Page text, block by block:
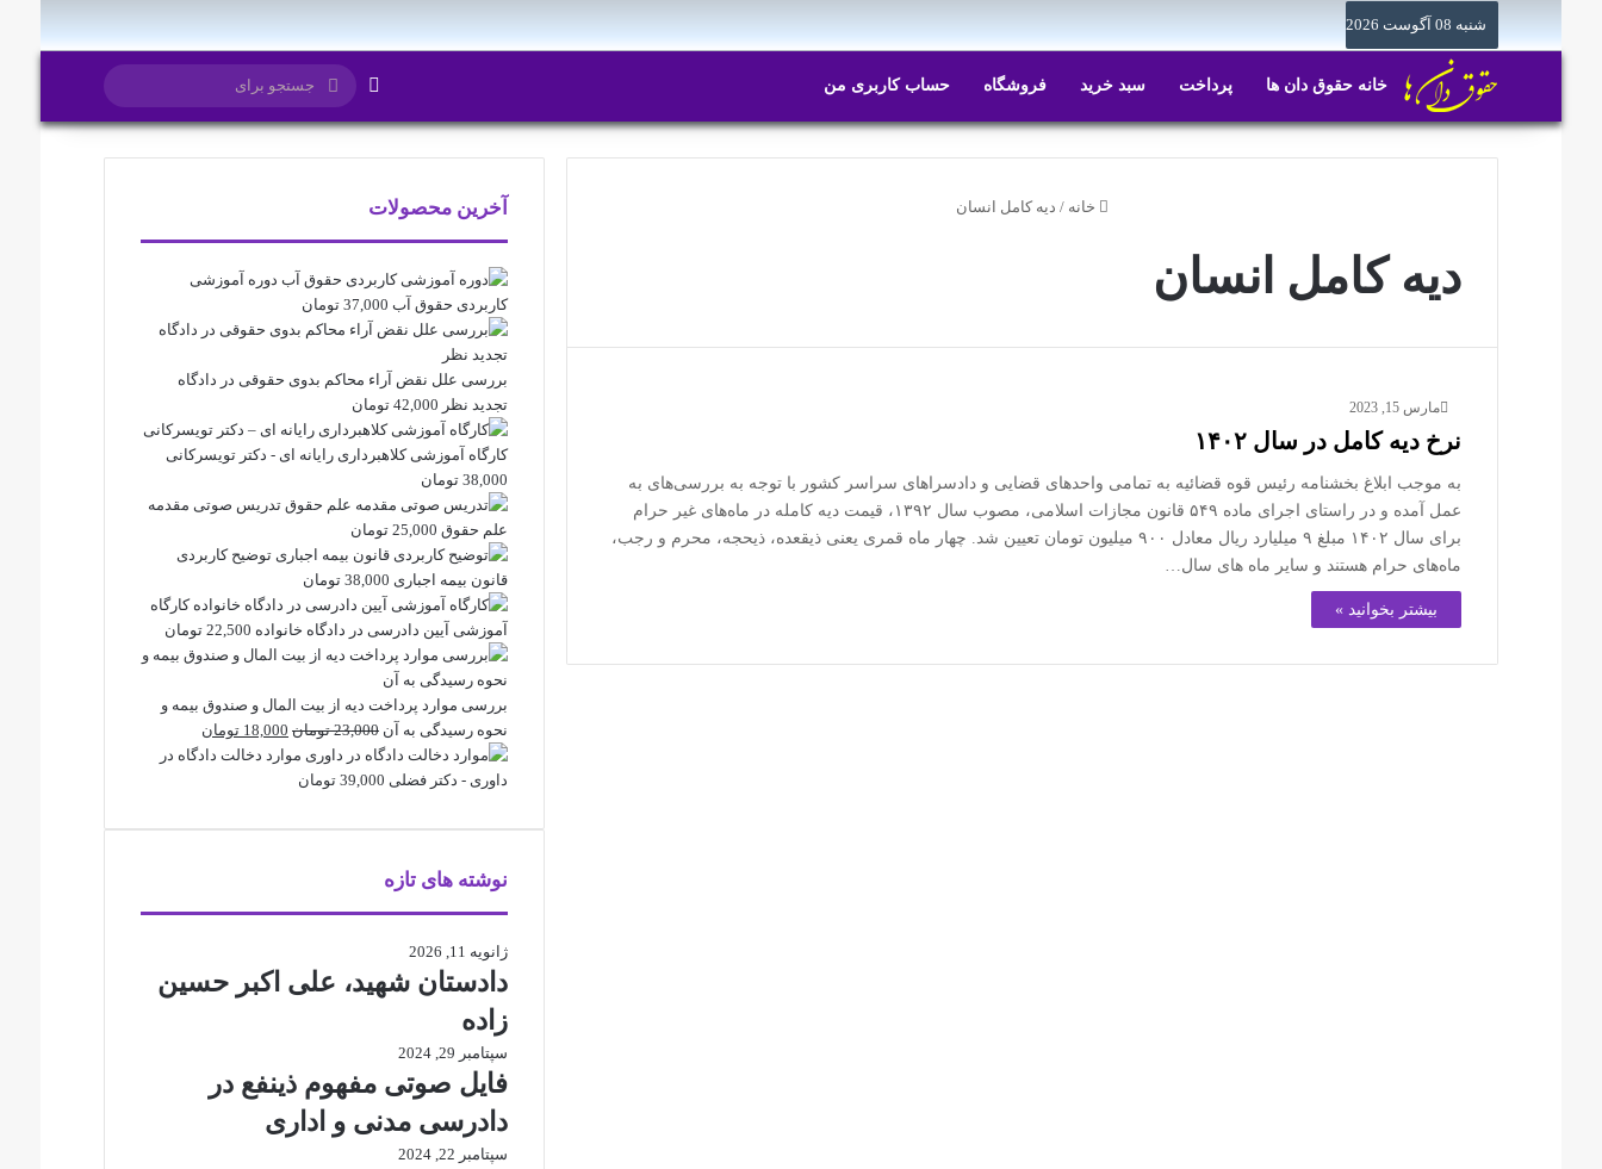
شنبه 08 آگوست 2026
خانه حقوق دان ها پرداخت سبد خرید فروشگاه حساب کاربری من تغییر پوسته
جستجو
برای
خانه / دیه کامل انسان
دیه کامل انسان
مارس 15, 2023
نرخ دیه کامل در سال ۱۴۰۲
به موجب ابلاغ بخشنامه رئیس قوه قضائیه به تمامی واحد‌های قضایی و دادسرا‌های سراسر کشور با توجه به بررسی‌های به
عمل آمده و در راستای اجرای ماده ۵۴۹ قانون مجازات اسلامی، مصوب سال ۱۳۹۲، قیمت دیه کامله در ماه‌های غیر حرام
برای سال ۱۴۰۲ مبلغ ۹ میلیارد ریال معادل ۹۰۰ میلیون تومان تعیین شد. چهار ماه قمری یعنی ذیقعده، ذیحجه، محرم و رجب،
ماه‌های حرام هستند و سایر ماه های سال…
بیشتر بخوانید »
آخرین محصولات
دوره آموزشی
کاربردی حقوق آب 37,000 تومان
بررسی علل نقض آراء محاکم بدوی حقوقی در دادگاه
تجدید نظر 42,000 تومان
کارگاه آموزشی کلاهبرداری رایانه ای - دکتر تویسرکانی
38,000 تومان
تدریس صوتی مقدمه
علم حقوق 25,000 تومان
توضیح کاربردی
قانون بیمه اجباری 38,000 تومان
کارگاه
آموزشی آیین دادرسی در دادگاه خانواده 22,500 تومان
بررسی موارد پرداخت دیه از بیت المال و صندوق بیمه و
نحوه رسیدگی به آن 23,000 تومان قیمت
اصلی
18,000 تومان
فعلی
موارد دخالت دادگاه در
داوری - دکتر فضلی 39,000 تومان
نوشته های تازه
ژانویه 11, 2026
دادستان شهید، علی اکبر حسین
زاده
سپتامبر 29, 2024
فایل صوتی مفهوم ذینفع در
دادرسی مدنی و اداری
سپتامبر 22, 2024